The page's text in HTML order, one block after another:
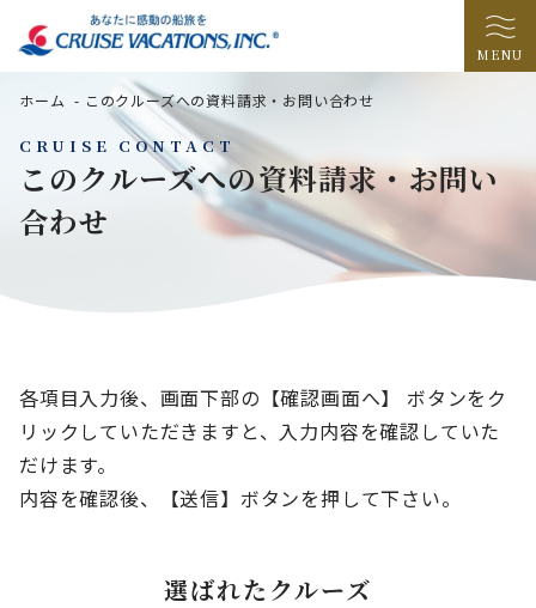
MENU
CRUISE CONTACT
このクルーズへの資料請求・お問い
合わせ
ホーム - このクルーズへの資料請求・お問い合わせ
各項目入力後、画面下部の【確認画面へ】 ボタンをク
リックしていただきますと、入力内容を確認していた
だけます。
内容を確認後、【送信】ボタンを押して下さい。
選ばれたクルーズ